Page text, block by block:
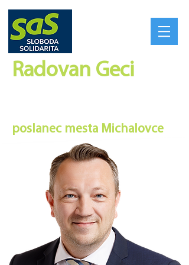
Radovan Geci​
poslanec mesta Michalovce